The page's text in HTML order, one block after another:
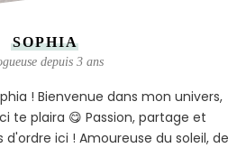
SOPHIA
depuis 3 ans
! Bienvenue dans mon univers,
te plaira 😋 Passion, partage et
ici ! Amoureuse du soleil, de